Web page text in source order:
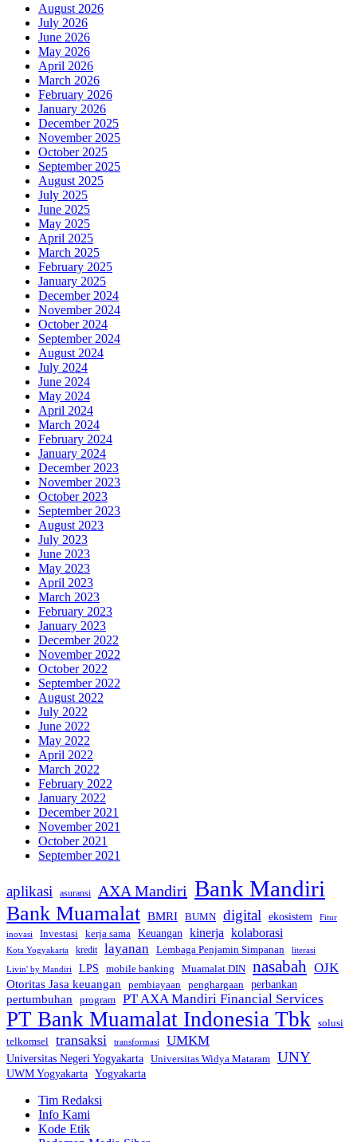
August 2026
July 2026
June 2026
May 2026
April 2026
March 2026
February 2026
January 2026
December 2025
November 2025
October 2025
September 2025
August 2025
July 2025
June 2025
May 2025
April 2025
March 2025
February 2025
January 2025
December 2024
November 2024
October 2024
September 2024
August 2024
July 2024
June 2024
May 2024
April 2024
March 2024
February 2024
January 2024
December 2023
November 2023
October 2023
September 2023
August 2023
July 2023
June 2023
May 2023
April 2023
March 2023
February 2023
January 2023
December 2022
November 2022
October 2022
September 2022
August 2022
July 2022
June 2022
May 2022
April 2022
March 2022
February 2022
January 2022
December 2021
November 2021
October 2021
September 2021
aplikasi asuransi AXA Mandiri Bank Mandiri
Bank Muamalat BMRI BUMN digital ekosistem Fitur
inovasi Investasi kerja sama Keuangan kinerja kolaborasi
Kota Yogyakarta kredit layanan Lembaga Penjamin Simpanan
literasi
Livin' by Mandiri
LPS mobile banking Muamalat DIN nasabah OJK
Otoritas Jasa keuangan pembiayaan penghargaan perbankan
pertumbuhan program PT AXA Mandiri Financial Services
PT Bank Muamalat Indonesia Tbk solusi
telkomsel transaksi transformasi UMKM
Universitas Negeri Yogyakarta Universitas Widya Mataram UNY
UWM Yogyakarta Yogyakarta
Tim Redaksi
Info Kami
Kode Etik